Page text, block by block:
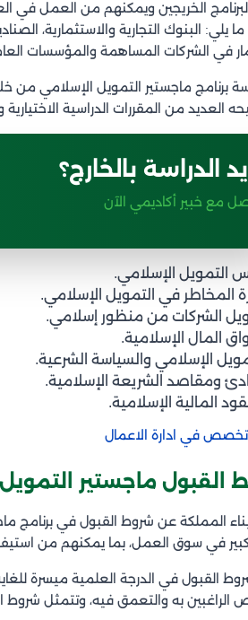
الخريجين ويمكنهم من العمل في
ما يلي: البنوك التجارية والاستثمارية،
في الشركات المساهمة والمؤسسات
برنامج ماجستير التمويل الإسلامي من
العديد من المقررات الدراسية
الدراسة بالخارج؟
مع خبير أكاديمي الآن
التمويل الإسلامي.
المخاطر في التمويل الإسلامي.
الشركات من منظور إسلامي.
المال الإسلامية.
الإسلامي والسياسة الشرعية.
ومقاصد الشريعة الإسلامية.
المالية الإسلامية.
في ادارة الاعمال
القبول ماجستير
المملكة عن شروط القبول في برنامج
في سوق العمل، بما يمكنهم من
القبول في الدرجة العلمية ميسرة
الراغبين به والتعمق فيه، وتتمثل شروط